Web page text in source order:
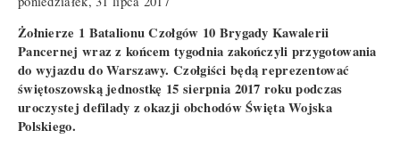
Żołnierze 1 Batalionu Czołgów 10 Brygady Kawalerii
Pancernej wraz z końcem tygodnia zakończyli przygotowania
do wyjazdu do Warszawy. Czołgiści będą reprezentować
świętoszowską jednostkę 15 sierpnia 2017 roku podczas
uroczystej defilady z okazji obchodów Święta Wojska
Polskiego.